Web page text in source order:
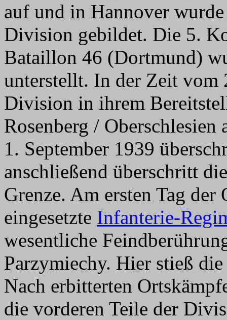
auf und in Hannover
Division gebildet. Die 5.
Bataillon 46 (Dortmund)
unterstellt. In der Zeit vom
Division in ihrem
Rosenberg /
1. September 1939
anschließend überschritt
Grenze. Am ersten Tag
eingesetzte Infanterie-
wesentliche
Parzymiechy. Hier stieß
Nach erbitterten
die vorderen Teile der